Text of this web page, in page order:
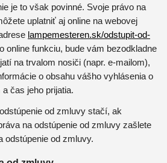
je to však povinné. Svoje právo na
uplatniť aj online na webovej
lampemesteren.sk/odstupit-od-
online funkciu, bude vám bezodkladne
na trvalom nosiči (napr. e-mailom),
o obsahu vášho vyhlásenia o
čas jeho prijatia.
od zmluvy stačí, ak
na odstúpenie od zmluvy zašlete
odstúpenie od zmluvy.